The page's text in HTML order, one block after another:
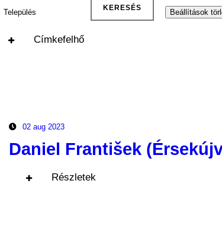
Címkefelhő
02 aug 2023
Daniel František
Részletek